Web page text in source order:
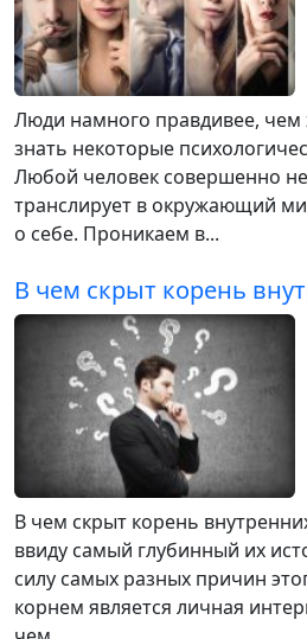
Люди намного правдивее, чем
знать некоторые
Любой человек совершенно
транслирует в окружающий
о себе. Проникаем в...
В чем скрыт корень
В чем скрыт корень
ввиду самый глубинный их
силу самых разных причин
корнем является личная